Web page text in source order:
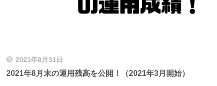
2021年8月31日
2021年8月末の運用残高を公開！（2021年3月開始）